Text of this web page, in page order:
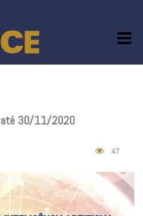
até 30/11/2020
47